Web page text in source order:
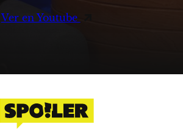
Ver en Youtube